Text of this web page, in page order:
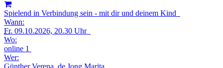
Spielend in Verbindung sein - mit dir und deinem Kind
Wann:
Fr. 09.10.2026, 20.30 Uhr
Wo:
online 1
Wer:
Günther Verena, de Jong Marita